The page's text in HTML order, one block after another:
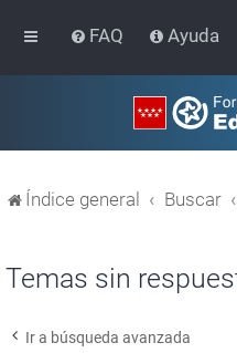
FAQ Ayuda
Índice general Buscar
Temas sin
Ir a búsqueda avanzada